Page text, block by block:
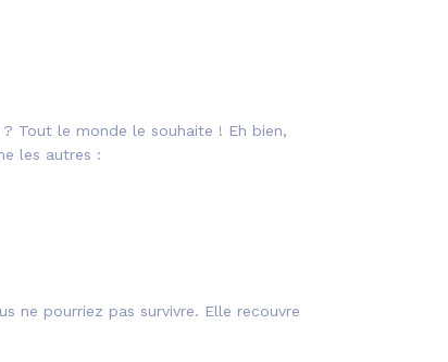
Tout le monde le souhaite ! Eh bien,
les autres :
ne pourriez pas survivre. Elle recouvre